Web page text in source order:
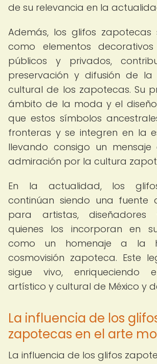
de su relevancia en la
Además, los glifos zapotecas
como elementos
públicos y privados,
preservación y difusión de la
cultural de los zapotecas. Su
ámbito de la moda y el
que estos símbolos
fronteras y se integren en la
llevando consigo un
admiración por la cultura
En la actualidad, los
continúan siendo una fuente
para artistas, diseñadores
quienes los incorporan en
como un homenaje a la
cosmovisión zapoteca. Este
sigue vivo, enriqueciendo
artístico y cultural de México y
La influencia de los
zapotecas en el arte
La influencia de los glifos